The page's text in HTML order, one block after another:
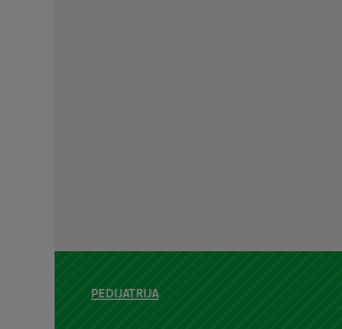
PEDIJATRIJA